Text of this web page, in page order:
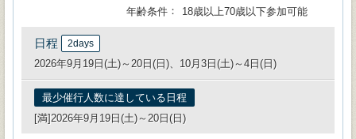
年齢条件
18歳以上70歳以下参加可能
日程 2days
2026年9月19日(土)～20日(日)、10月3日(土)～4日(日)
最少催行人数に達している日程
[満]2026年9月19日(土)～20日(日)